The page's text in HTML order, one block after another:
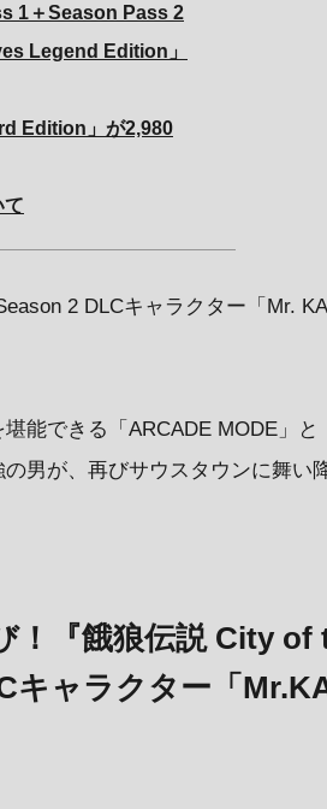
1＋Season Pass 2
Legend Edition」
Edition」が2,980
て
2 DLCキャラクター「Mr.
能できる「ARCADE MODE」と
男が、再びサウスタウンに舞い
！『餓狼伝説 City of
キャラクター「